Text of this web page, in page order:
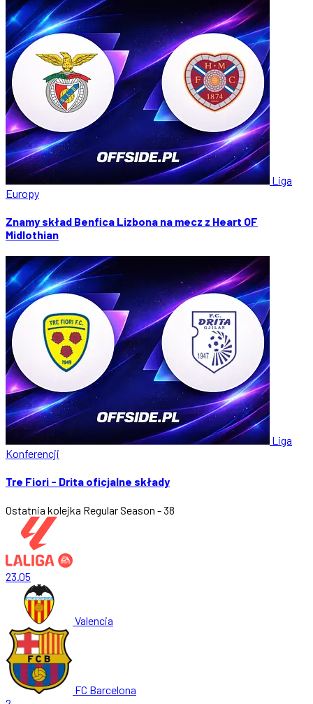
Liga
Europy
Znamy skład Benfica Lizbona na mecz z Heart OF
Midlothian
Liga
Konferencji
Tre Fiori - Drita oficjalne składy
Ostatnia kolejka Regular Season - 38
23.05
Valencia
FC Barcelona